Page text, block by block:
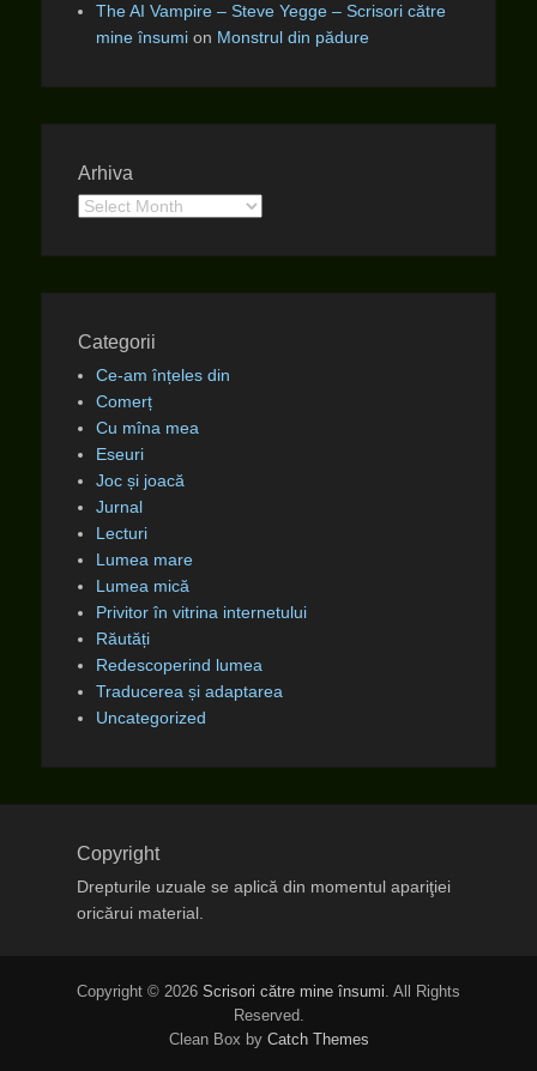
The AI Vampire – Steve Yegge – Scrisori către
mine însumi on Monstrul din pădure
Arhiva
Arhiva
Categorii
Ce-am înțeles din
Comerț
Cu mîna mea
Eseuri
Joc și joacă
Jurnal
Lecturi
Lumea mare
Lumea mică
Privitor în vitrina internetului
Răutăți
Redescoperind lumea
Traducerea și adaptarea
Uncategorized
Copyright
Drepturile uzuale se aplică din momentul apariţiei
oricărui material.
Copyright © 2026 Scrisori către mine însumi. All Rights
Reserved.
Clean Box by Catch Themes